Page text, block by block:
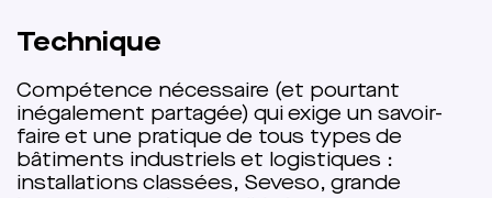
Métier
JBD est un développeur français qui crée
pour ses cients utilisateurs eurs nouveaux
sites industriels et logistiques, en tant que
conseil ou en prenant la responsabilité du
projet. Ensemble.